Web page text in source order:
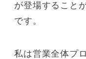
が登場すること
です。
私は営業全体プ